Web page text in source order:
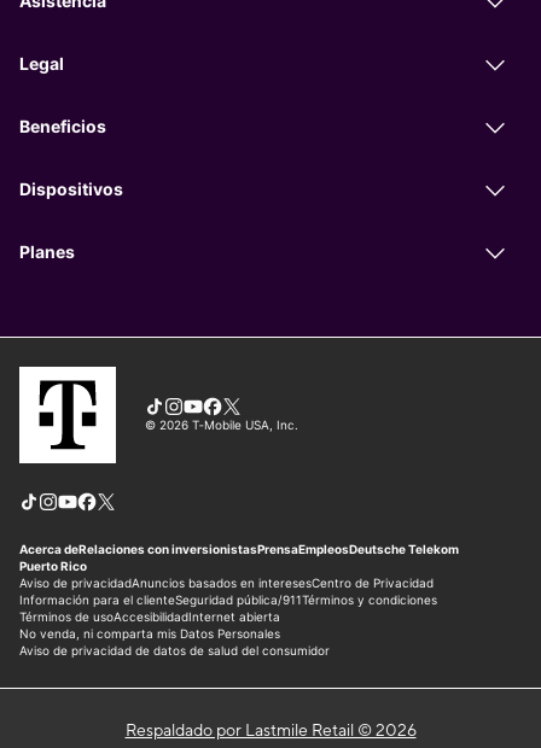
Respaldado por Lastmile Retail © 2026